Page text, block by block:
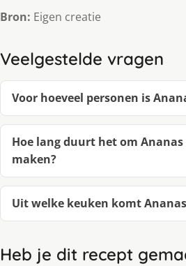
Bron: Eigen creatie
Veelgestelde vragen
Voor hoeveel personen is
Hoe lang duurt het om
maken?
Uit welke keuken komt
Heb je dit recept